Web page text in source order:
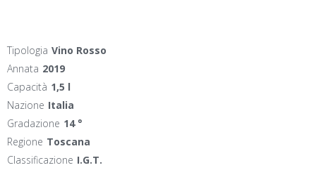
Tipologia Vino Rosso
Annata 2019
Capacità 1,5 l
Nazione Italia
Gradazione 14 °
Regione Toscana
Classificazione I.G.T.